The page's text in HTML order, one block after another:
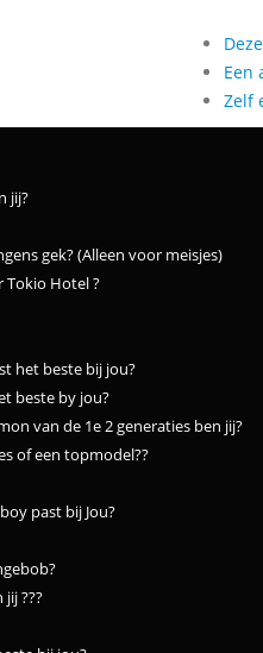
Een
Zelf
jij?
gek? (Alleen voor meisjes)
Tokio Hotel ?
het beste bij jou?
beste by jou?
van de 1e 2 generaties ben jij?
of een topmodel??
past bij Jou?
???